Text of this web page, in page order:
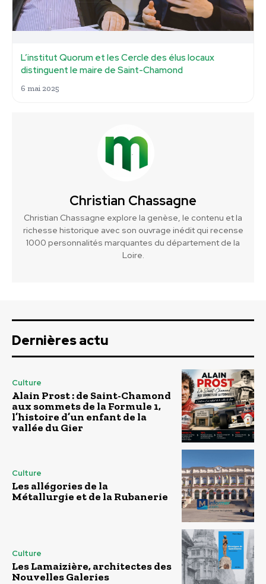
L’institut Quorum et les Cercle des élus locaux
distinguent le maire de Saint-Chamond
6 mai 2025
Christian Chassagne
Christian Chassagne explore la genèse, le contenu et la
richesse historique avec son ouvrage inédit qui recense
1000 personnalités marquantes du département de la
Loire.
Dernières actu
Culture
Alain Prost : de Saint-Chamond
aux sommets de la Formule 1,
l’histoire d’un enfant de la
vallée du Gier
Culture
Les allégories de la
Métallurgie et de la Rubanerie
Culture
Les Lamaizière, architectes des
Nouvelles Galeries